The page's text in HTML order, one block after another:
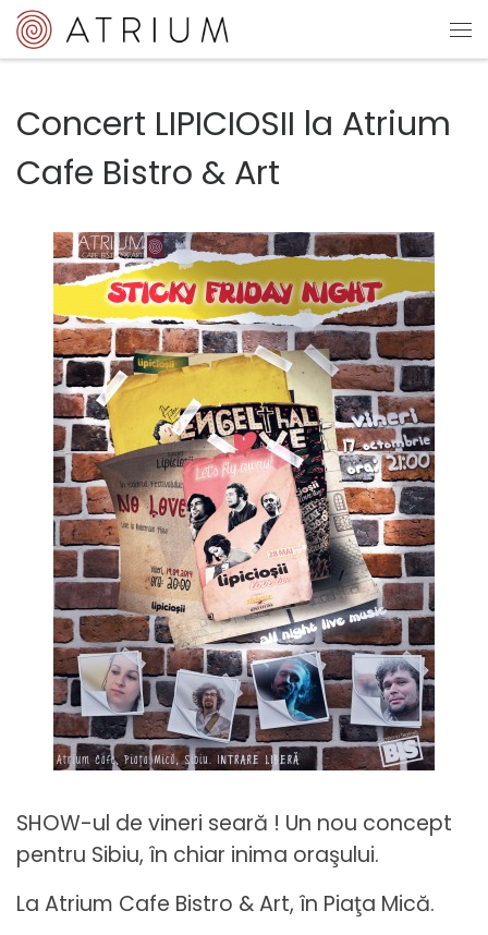
Sari la conținut
Concert LIPICIOSII la Atrium
Cafe Bistro & Art
SHOW-ul de vineri seară ! Un nou concept
pentru Sibiu, în chiar inima oraşului.
La Atrium Cafe Bistro & Art, în Piaţa Mică.